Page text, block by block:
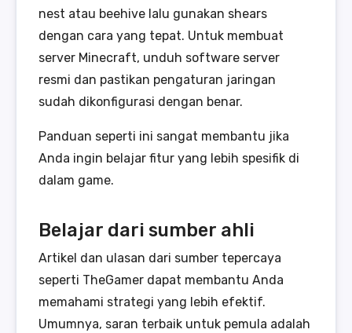
nest atau beehive lalu gunakan shears
dengan cara yang tepat. Untuk membuat
server Minecraft, unduh software server
resmi dan pastikan pengaturan jaringan
sudah dikonfigurasi dengan benar.
Panduan seperti ini sangat membantu jika
Anda ingin belajar fitur yang lebih spesifik di
dalam game.
Belajar dari sumber ahli
Artikel dan ulasan dari sumber tepercaya
seperti TheGamer dapat membantu Anda
memahami strategi yang lebih efektif.
Umumnya, saran terbaik untuk pemula adalah